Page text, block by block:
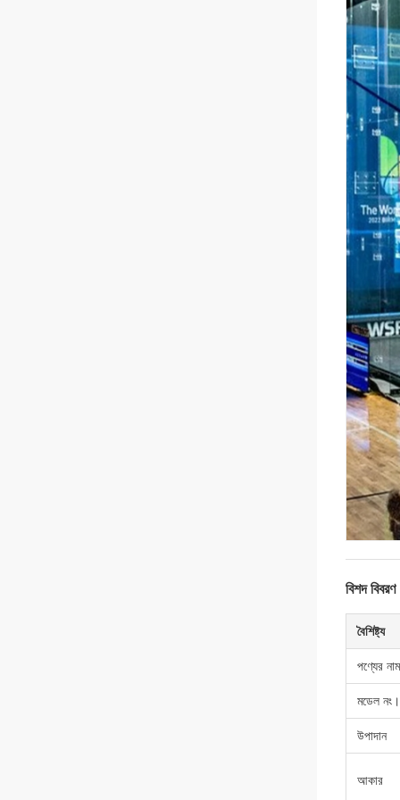
বিশদ বিবরণ
বৈশিষ্ট্য
পণ্যের নাম
মডেল নং।
উপাদান
আকার